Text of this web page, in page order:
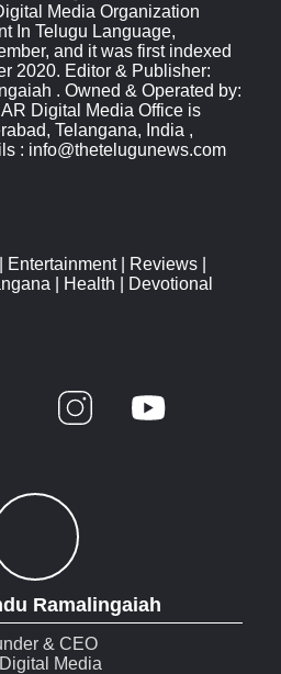
Media Organization
In Telugu Language,
and it was first indexed
2020. Editor & Publisher:
. Owned & Operated by:
Digital Media Office is
Telangana, India ,
: info@thetelugunews.com
Entertainment| Reviews
Health Devotional
Ramalingaiah
& CEO
Media